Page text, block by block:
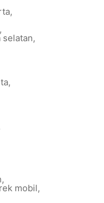
,
,
,
,
,
mobil,